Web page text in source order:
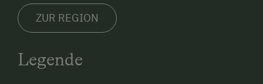
Wanderreiten
ZUR REGION
Legende